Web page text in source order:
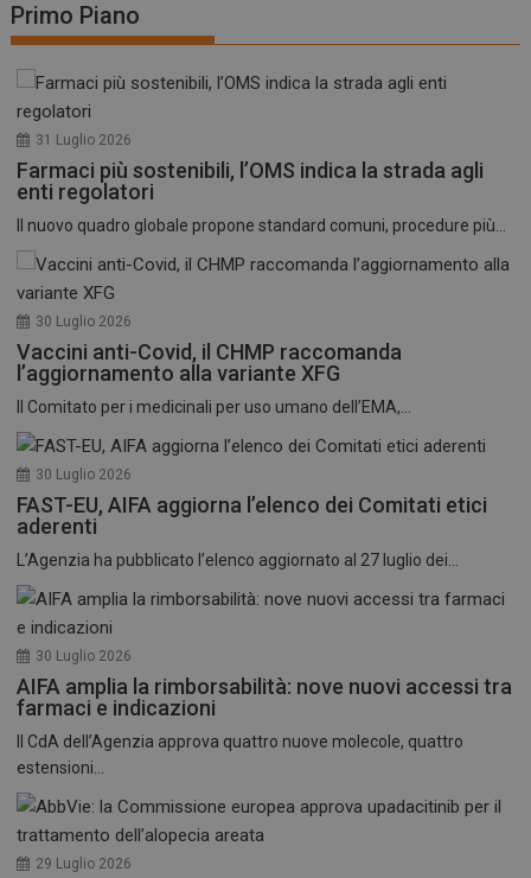
Primo Piano
31 Luglio 2026
Farmaci più sostenibili, l’OMS indica la strada agli
enti regolatori
Il nuovo quadro globale propone standard comuni, procedure più...
30 Luglio 2026
Vaccini anti-Covid, il CHMP raccomanda
l’aggiornamento alla variante XFG
Il Comitato per i medicinali per uso umano dell’EMA,...
30 Luglio 2026
FAST-EU, AIFA aggiorna l’elenco dei Comitati etici
aderenti
L’Agenzia ha pubblicato l’elenco aggiornato al 27 luglio dei...
30 Luglio 2026
AIFA amplia la rimborsabilità: nove nuovi accessi tra
farmaci e indicazioni
Il CdA dell’Agenzia approva quattro nuove molecole, quattro
estensioni...
29 Luglio 2026